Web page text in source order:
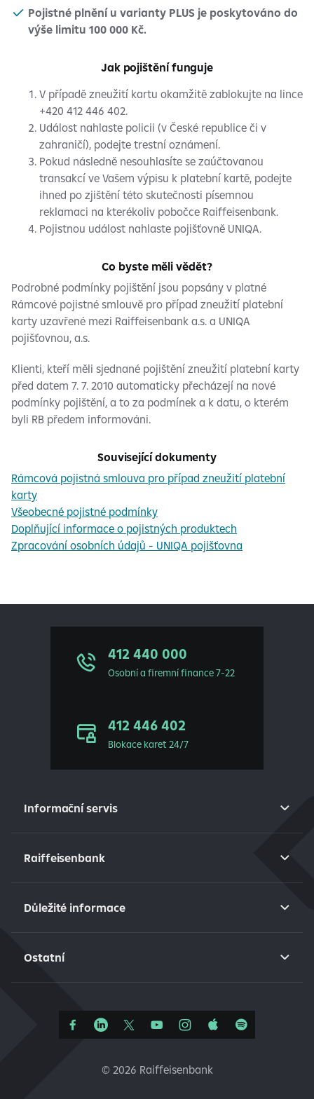
Pojistné plnění u varianty PLUS je poskytováno do
výše limitu 100 000 Kč.
Jak pojištění funguje
V případě zneužití kartu okamžitě zablokujte na lince
+420 412 446 402.
Událost nahlaste policii (v České republice či v
zahraničí), podejte trestní oznámení.
Pokud následně nesouhlasíte se zaúčtovanou
transakcí ve Vašem výpisu k platební kartě, podejte
ihned po zjištění této skutečnosti písemnou
reklamaci na kterékoliv pobočce Raiffeisenbank.
Pojistnou událost nahlaste pojišťovně UNIQA.
Co byste měli vědět?
Podrobné podmínky pojištění jsou popsány v platné
Rámcové pojistné smlouvě pro případ zneužití platební
karty uzavřené mezi Raiffeisenbank a.s. a UNIQA
pojišťovnou, a.s.
Klienti, kteří měli sjednané pojištění zneužití platební karty
před datem 7. 7. 2010 automaticky přecházejí na nové
podmínky pojištění, a to za podmínek a k datu, o kterém
byli RB předem informováni.
Související dokumenty
Rámcová pojistná smlouva pro případ zneužití platební
karty
Všeobecné pojistné podmínky
Doplňující informace o pojistných produktech
Zpracování osobních údajů - UNIQA pojišťovna
412 440 000
Osobní a firemní finance 7-22
412 446 402
Blokace karet 24/7
Informační servis
Raiffeisenbank
Důležité informace
Ostatní
© 2026 Raiffeisenbank